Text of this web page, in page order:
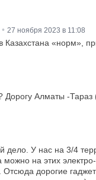
• 27 ноября 2023 в 11:08
«норм»,
Дорогу Алматы -
У нас на 3/4
на этих
дорогие